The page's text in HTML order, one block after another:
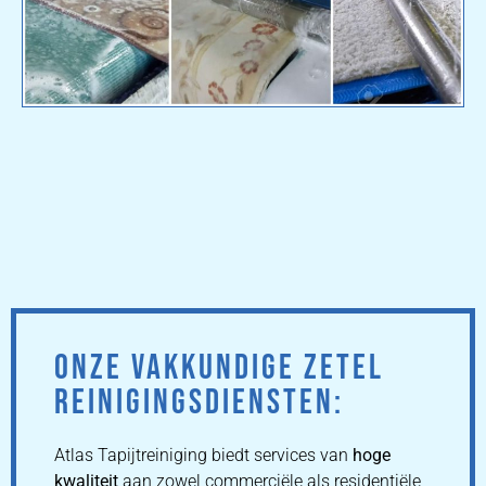
ONZE VAKKUNDIGE ZETEL
REINIGINGSDIENSTEN:
Atlas Tapijtreiniging biedt services van hoge
kwaliteit aan zowel commerciële als residentiële